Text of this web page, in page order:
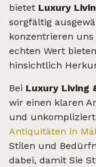
bietet Luxury
sorgfältig
konzentrieren
echten Wert
hinsichtlich
Bei Luxury Living
wir einen klaren
und
Antiquitäten in
Stilen und
dabei, damit Sie